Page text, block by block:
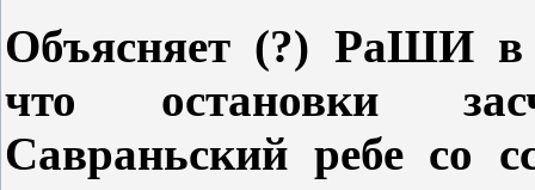
Объясняет (?) РаШИ в
что остановки
Савраньский ребе со